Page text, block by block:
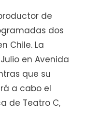
de
dos
Chile. La
en Avenida
que su
a cabo el
de Teatro C,